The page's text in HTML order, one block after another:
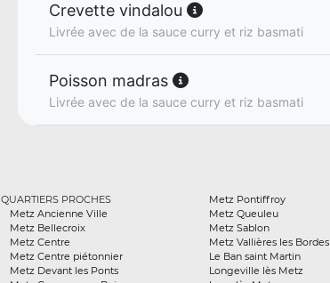
Crevette vindalou
Livrée avec de la sauce curry et riz basmati
Poisson madras
Livrée avec de la sauce curry et riz basmati
QUARTIERS PROCHES
Metz Ancienne Ville
Metz Bellecroix
Metz Centre
Metz Centre piétonnier
Metz Devant les Ponts
Metz Pontiffroy
Metz Queuleu
Metz Sablon
Metz Vallières les Bordes
Le Ban saint Martin
Longeville lès Metz